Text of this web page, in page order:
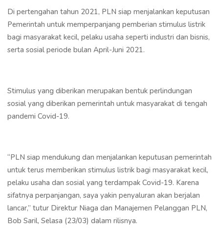
Di pertengahan tahun 2021, PLN siap menjalankan keputusan
Pemerintah untuk memperpanjang pemberian stimulus listrik
bagi masyarakat kecil, pelaku usaha seperti industri dan bisnis,
serta sosial periode bulan April-Juni 2021.
Stimulus yang diberikan merupakan bentuk perlindungan
sosial yang diberikan pemerintah untuk masyarakat di tengah
pandemi Covid-19.
“PLN siap mendukung dan menjalankan keputusan pemerintah
untuk terus memberikan stimulus listrik bagi masyarakat kecil,
pelaku usaha dan sosial yang terdampak Covid-19. Karena
sifatnya perpanjangan, saya yakin penyaluran akan berjalan
lancar,” tutur Direktur Niaga dan Manajemen Pelanggan PLN,
Bob Saril, Selasa (23/03) dalam rilisnya.